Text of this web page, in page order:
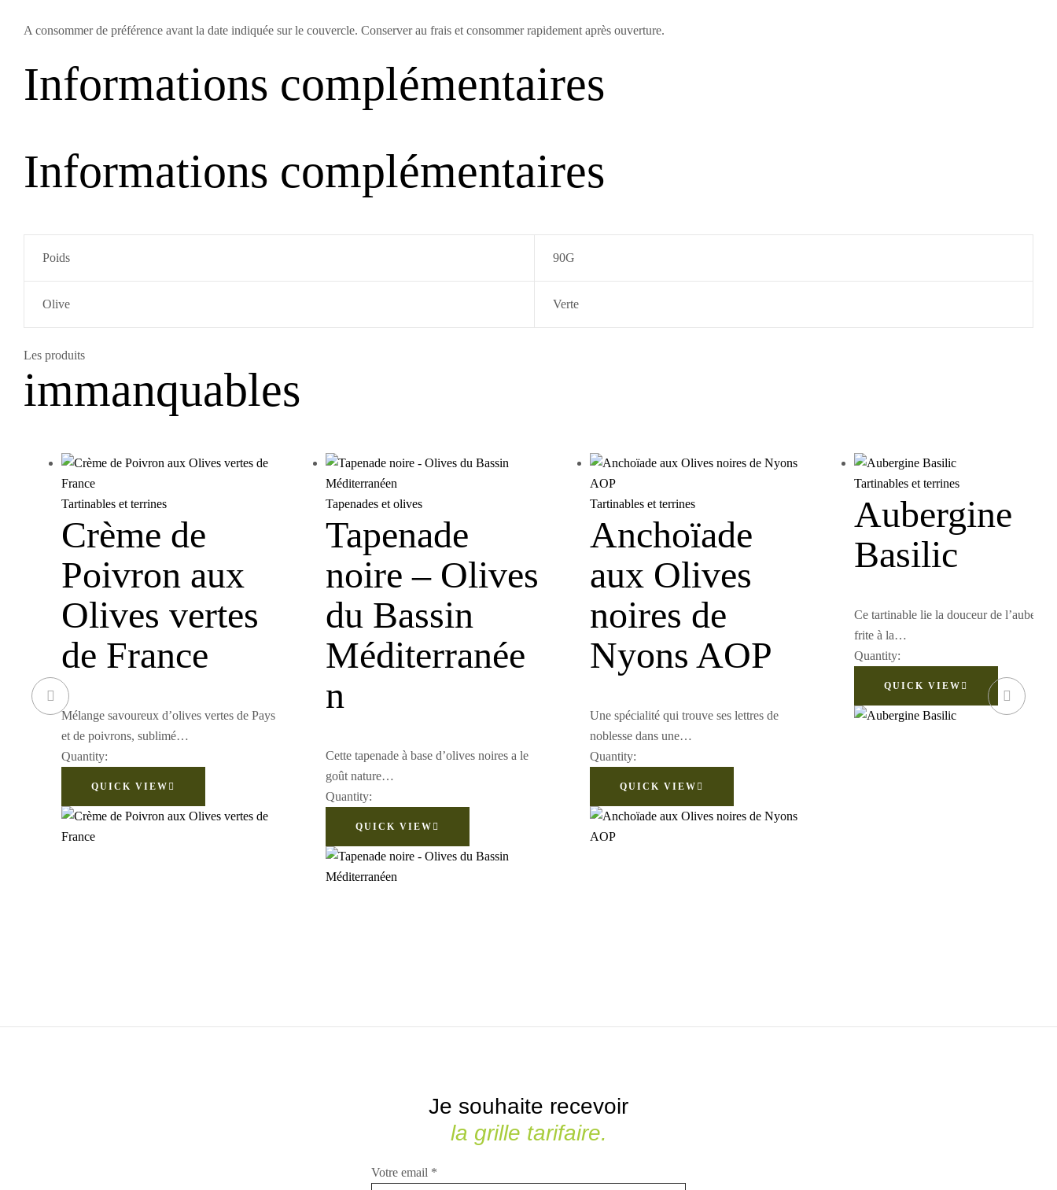
A consommer de préférence avant la date indiquée sur le couvercle. Conserver au frais et consommer rapidement après ouverture.
Informations complémentaires
Informations complémentaires
Poids 90G
Olive Verte
Les produits
immanquables
Tartinables et terrines
Crème de
Poivron aux
Olives vertes
de France
Mélange savoureux d’olives vertes de Pays
et de poivrons, sublimé…
Quantity:
QUICK VIEW
Tapenades et olives
Tapenade
noire – Olives
du Bassin
Méditerranée
n
Cette tapenade à base d’olives noires a le
goût nature…
Quantity:
QUICK VIEW
Tartinables et terrines
Anchoïade
aux Olives
noires de
Nyons AOP
Une spécialité qui trouve ses lettres de
noblesse dans une…
Quantity:
QUICK VIEW
Tartinables et terrines
Aubergine
Basilic
Ce tartinable lie la douceur de
frite à la…
Quantity:
QUICK VIEW
Je souhaite recevoir
la grille tarifaire.
Votre email *